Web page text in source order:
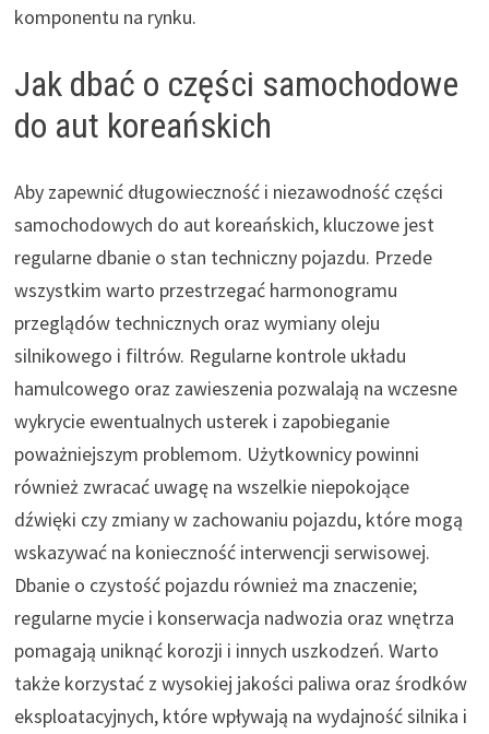
komponentu na rynku.
Jak dbać o części samochodowe
do aut koreańskich
Aby zapewnić długowieczność i niezawodność części
samochodowych do aut koreańskich, kluczowe jest
regularne dbanie o stan techniczny pojazdu. Przede
wszystkim warto przestrzegać harmonogramu
przeglądów technicznych oraz wymiany oleju
silnikowego i filtrów. Regularne kontrole układu
hamulcowego oraz zawieszenia pozwalają na wczesne
wykrycie ewentualnych usterek i zapobieganie
poważniejszym problemom. Użytkownicy powinni
również zwracać uwagę na wszelkie niepokojące
dźwięki czy zmiany w zachowaniu pojazdu, które mogą
wskazywać na konieczność interwencji serwisowej.
Dbanie o czystość pojazdu również ma znaczenie;
regularne mycie i konserwacja nadwozia oraz wnętrza
pomagają uniknąć korozji i innych uszkodzeń. Warto
także korzystać z wysokiej jakości paliwa oraz środków
eksploatacyjnych, które wpływają na wydajność silnika i